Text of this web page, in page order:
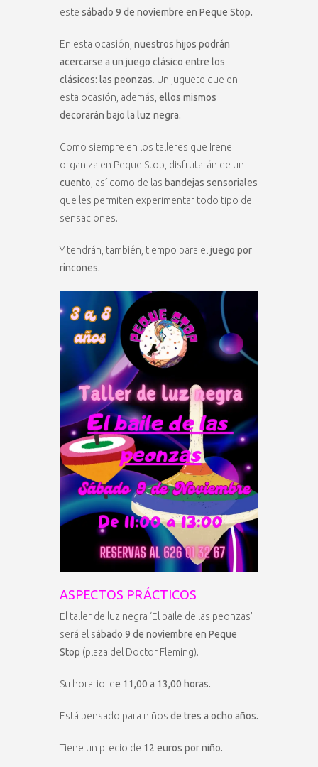
este sábado 9 de noviembre en Peque Stop.
En esta ocasión, nuestros hijos podrán
acercarse a un juego clásico entre los
clásicos: las peonzas. Un juguete que en
esta ocasión, además, ellos mismos
decorarán bajo la luz negra.
Como siempre en los talleres que Irene
organiza en Peque Stop, disfrutarán de un
cuento , así como de las bandejas sensoriales
que les permiten experimentar todo tipo de
sensaciones.
Y tendrán, también, tiempo para el juego por
rincones.
ASPECTOS PRÁCTICOS
El taller de luz negra ‘El baile de las peonzas’
será el sábado 9 de noviembre en Peque
Stop (plaza del Doctor Fleming).
Su horario: de 11,00 a 13,00 horas.
Está pensado para niños de tres a ocho años.
Tiene un precio de 12 euros por niño.